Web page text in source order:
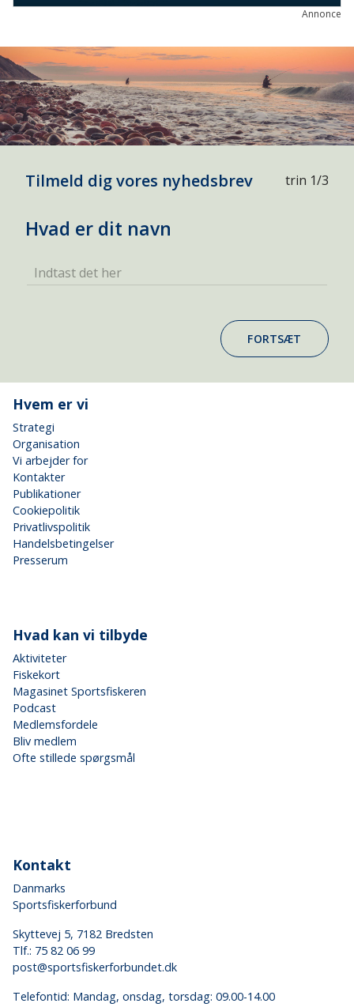
Annonce
Tilmeld dig vores nyhedsbrev trin 1/3
Hvad er dit navn
Indtast det her
FORTSÆT
Hvem er vi
Strategi
Organisation
Vi arbejder for
Kontakter
Publikationer
Cookiepolitik
Privatlivspolitik
Handelsbetingelser
Presserum
Hvad kan vi tilbyde
Aktiviteter
Fiskekort
Magasinet Sportsfiskeren
Podcast
Medlemsfordele
Bliv medlem
Ofte stillede spørgsmål
Kontakt
Danmarks
Sportsfiskerforbund
Skyttevej 5, 7182 Bredsten
Tlf.: 75 82 06 99
post@sportsfiskerforbundet.dk
Telefontid: Mandag, onsdag, torsdag: 09.00-14.00